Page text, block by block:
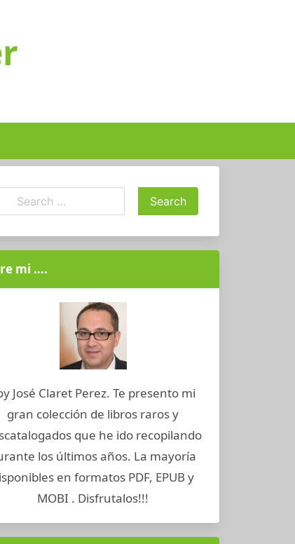
mi ….
José Claret Perez. Te presento mi
gran colección de libros raros y
que he ido recopilando
los últimos años. La mayoría
en formatos PDF, EPUB y
MOBI . Disfrutalos!!!